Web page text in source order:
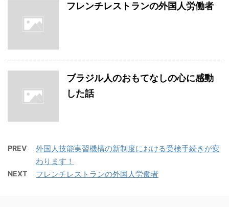
フレンチレストランの外国人労働者
ブラジル人のおもてなしの心に感動
した話
PREV
外国人技能実習機構の新制度における受検手続きが変
わります！
NEXT フレンチレストランの外国人労働者